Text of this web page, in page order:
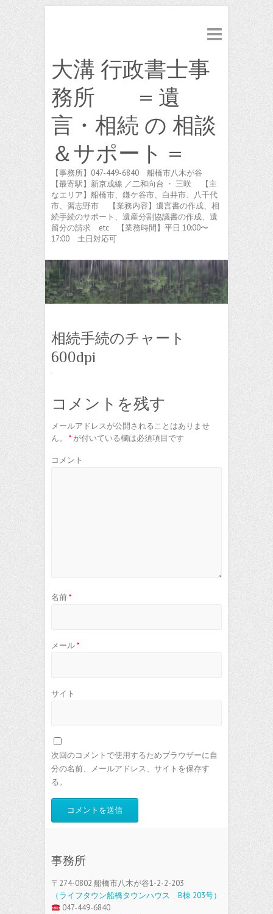
大溝 行政書士事
務所 = 遺
言・相続 の 相談
＆サポート =
【事務所】047-449-6840 船橋市八木が谷
【最寄駅】新京成線 ／二和向台 ・ 三咲 【主
なエリア】船橋市、鎌ケ谷市、白井市、八千代
市、習志野市 【業務内容】遺言書の作成、相
続手続のサポート、遺産分割協議書の作成、遺
留分の請求 etc 【業務時間】平日 10:00〜
17:00 土日対応可
相続手続のチャート
600dpi
コメントを残す
メールアドレスが公開されることはありませ
ん。
* が付いている欄は必須項目です
コメント
名前*
メール*
サイト
次回のコメントで使用するためブラウザーに自
分の名前、メールアドレス、サイトを保存す
る。
事務所
〒274-0802 船橋市八木が谷1-2-2-203
（ライフタウン船橋タウンハウス B棟 203号）
047-449-6840